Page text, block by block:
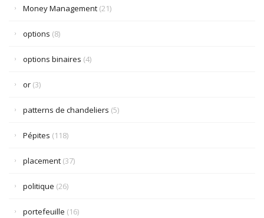
Money Management (21)
options (8)
options binaires (4)
or (3)
patterns de chandeliers (5)
Pépites (118)
placement (37)
politique (26)
portefeuille (16)